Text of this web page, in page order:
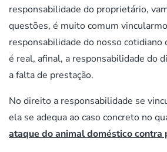
responsabilidade do proprietário,
questões, é muito comum
responsabilidade do nosso cotidiano
é real, afinal, a responsabilidade do
a falta de prestação.
No direito a responsabilidade se
ela se adequa ao caso concreto no
ataque do animal doméstico contra